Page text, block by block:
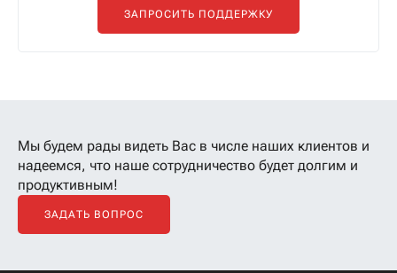
ЗАПРОСИТЬ ПОДДЕРЖКУ
Мы будем рады видеть Вас в числе наших клиентов и
надеемся, что наше сотрудничество будет долгим и
продуктивным!
ЗАДАТЬ ВОПРОС